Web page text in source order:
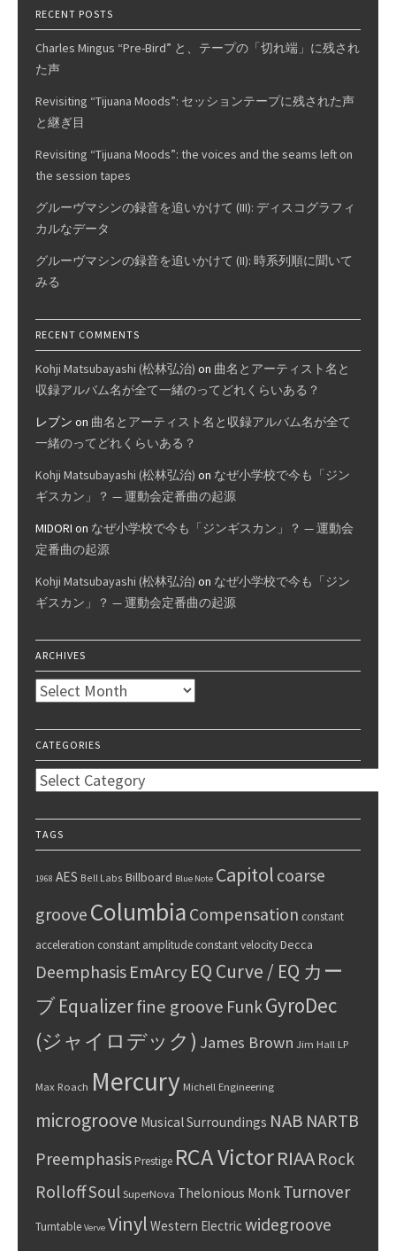
RECENT POSTS
Charles Mingus “Pre-Bird” と、テープの「切れ端」に残され
た声
Revisiting “Tijuana Moods”: セッションテープに残された声
と継ぎ目
Revisiting “Tijuana Moods”: the voices and the seams left on
the session tapes
グルーヴマシンの録音を追いかけて (III): ディスコグラフィ
カルなデータ
グルーヴマシンの録音を追いかけて (II): 時系列順に聞いて
みる
RECENT COMMENTS
Kohji Matsubayashi (松林弘治) on 曲名とアーティスト名と
収録アルバム名が全て一緒のってどれくらいある？
レブン on 曲名とアーティスト名と収録アルバム名が全て
一緒のってどれくらいある？
Kohji Matsubayashi (松林弘治) on なぜ小学校で今も「ジン
ギスカン」？ — 運動会定番曲の起源
MIDORI on なぜ小学校で今も「ジンギスカン」？ — 運動会
定番曲の起源
Kohji Matsubayashi (松林弘治) on なぜ小学校で今も「ジン
ギスカン」？ — 運動会定番曲の起源
ARCHIVES
Archives
CATEGORIES
Categories
TAGS
1968 AES Bell Labs Billboard Blue Note Capitol coarse
groove Columbia Compensation constant
acceleration constant amplitude constant velocityDecca
Deemphasis EmArcyEQ Curve / EQ カー
ブEqualizerfine groove Funk GyroDec
(ジャイロデック) James Brown Jim Hall LP
Max Roach Mercury Michell Engineering
microgroove Musical Surroundings NAB NARTB
PreemphasisPrestige RCA VictorRIAA Rock
RolloffSoul SuperNova Thelonious Monk Turnover
Turntable Verve Vinyl Western Electricwidegroove